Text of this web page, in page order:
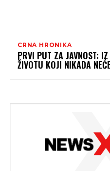
CRNA HRONIKA
PRVI PUT ZA JAVNOST:
ŽIVOTU KOJI NIKADA